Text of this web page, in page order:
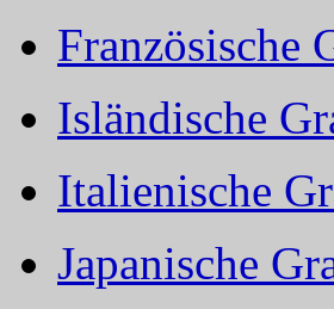
Französische
Isländische
Italienische
Japanische